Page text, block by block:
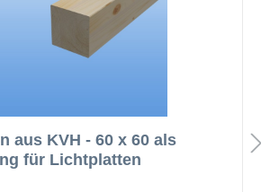
aus KVH - 60 x 60 als
für Lichtplatten